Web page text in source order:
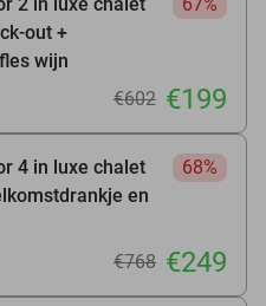
out +
wijn
€602 €199
4 in luxe chalet
en
68%
€768 €249